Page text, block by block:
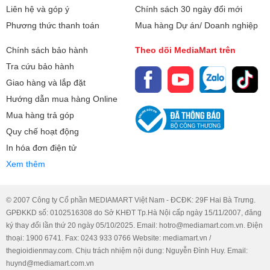
Thời lượng sử dụng
Laptop HP Pavilion 15-eg3098TU 8C5L9PA được trang bị
cần sạc lại liên tục.
Anti-glare
Chipset đồ họa: Intel UHD Graphics
Share (Dùng chung bộ nhớ với
RAM)
Card đồ họa: Tích hợp
Kênh âm thanh:
2x USB Type-A
Chuẩn WiFi:
Realtek Wi-Fi 6 (2x2)
802.11a/b/g/n/ac
Liên hệ và góp ý
Phương thức thanh toán
Chính sách 30 ngày đổi mới
Mua hàng Dự án/ Doanh nghiệp
Chính sách bảo hành
Tra cứu bảo hành
Giao hàng và lắp đặt
Hướng dẫn mua hàng Online
Mua hàng trả góp
Quy chế hoạt động
In hóa đơn điện tử
Xem thêm
Theo dõi MediaMart trên
© 2007 Công ty Cổ phần MEDIAMART Việt Nam - ĐCĐK: 29F Hai Bà Trưng.
GPĐKKD số: 0102516308 do Sở KHĐT Tp.Hà Nội cấp ngày 15/11/2007, đăng
ký thay đổi lần thứ 20 ngày 05/10/2025. Email: hotro@mediamart.com.vn. Điện
thoại: 1900 6741. Fax: 0243 933 0766 Website: mediamart.vn /
thegioidienmay.com. Chịu trách nhiệm nội dung: Nguyễn Đình Huy. Email:
huynd@mediamart.com.vn